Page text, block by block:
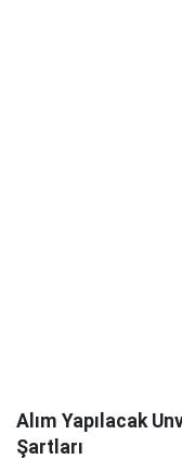
Alım Yapılacak
Şartları